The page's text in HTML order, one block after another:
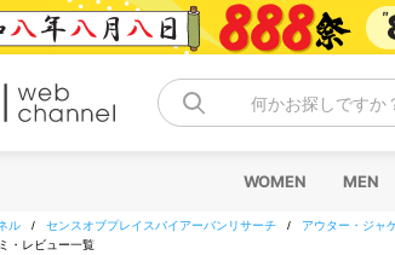
何かお探しですか
WOMEN MEN
ル / センスオブプレイスバイアーバンリサーチ / アウター・ジャ
・レビュー一覧